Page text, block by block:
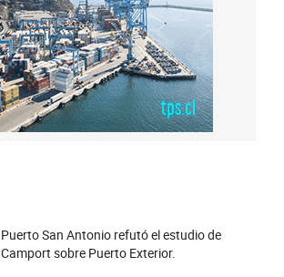
Puerto San Antonio refutó el estudio de
Camport sobre Puerto Exterior.